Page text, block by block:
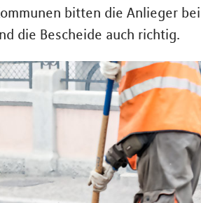
bitten die Anlieger bei
die Bescheide auch richtig.